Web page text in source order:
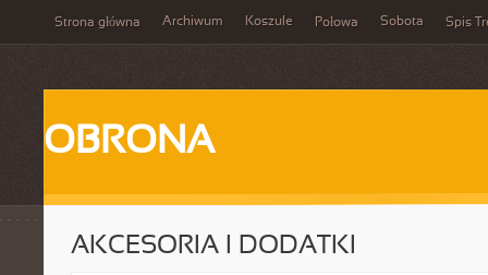
Strona główna Archiwum Koszule Połowa Sobota Spis
OBRONA
AKCESORIA I DODATKI